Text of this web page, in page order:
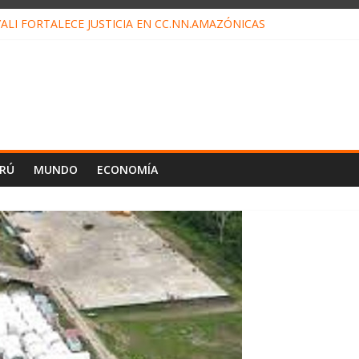
FORTALECE JUSTICIA EN CC.NN.AMAZÓNICAS
MUNDO ECONOMÍA